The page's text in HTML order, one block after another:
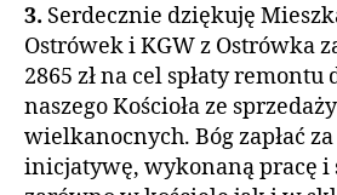
3. Serdecznie dziękuję
Ostrówek i KGW z Ostrówka
2865 zł na cel spłaty
naszego Kościoła ze
wielkanocnych. Bóg zapłać
inicjatywę, wykonaną pracę i